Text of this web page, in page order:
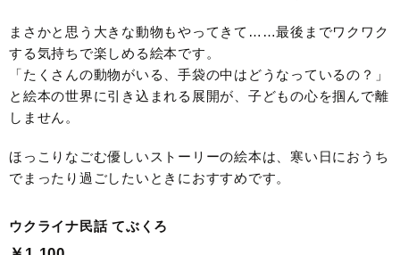
まさかと思う大きな動物もやってきて……最後までワクワク
する気持ちで楽しめる絵本です。
「たくさんの動物がいる、手袋の中はどうなっているの？」
と絵本の世界に引き込まれる展開が、子どもの心を掴んで離
しません。
ほっこりなごむ優しいストーリーの絵本は、寒い日におうち
でまったり過ごしたいときにおすすめです。
ウクライナ民話 てぶくろ